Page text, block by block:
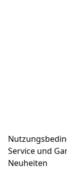
Service und
Neuheiten